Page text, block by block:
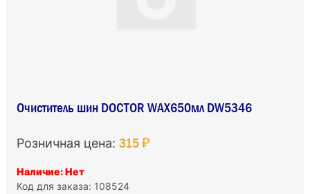
Очиститель шин DOCTOR WAX650мл DW5346
Розничная цена: 315 ₽
Наличие: Нет
Код для заказа: 108524